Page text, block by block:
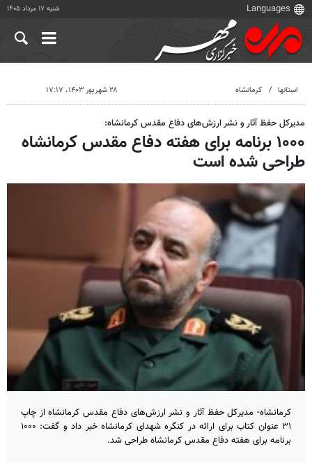
شنبه ۱۷ مرداد ۱۴۰۵
استانها کرمانشاه ۲۸ شهریور ۱۴۰۳، ۱۷:۱۷
مدیرکل حفظ آثار و نشر ارزش‌های دفاع مقدس کرمانشاه:
۱۰۰۰ برنامه برای هفته دفاع مقدس کرمانشاه
طراحی شده است
کرمانشاه- مدیرکل حفظ آثار و نشر ارزش‌های دفاع مقدس کرمانشاه از چاپ
۳۱ عنوان کتاب برای ارائه در کنگره شهدای کرمانشاه خبر داد و گفت: ۱۰۰۰
برنامه برای هفته دفاع مقدس کرمانشاه طراحی شد.